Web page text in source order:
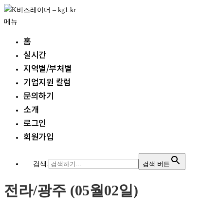
내
용
메뉴
홈
실시간
지역별/부처별
기업지원 칼럼
문의하기
소개
로그인
회원가입
검색: 검색 버튼
전라/광주 (05월02일)